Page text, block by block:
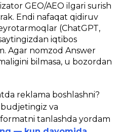
GEO/AEO ilgari surish
Endi nafaqat qidiruv
(ChatGPT,
iqtibos
Agar nomzod Answer
bilmasa, u bozordan
reklama boshlashni?
budjetingiz va
tanlashda yordam